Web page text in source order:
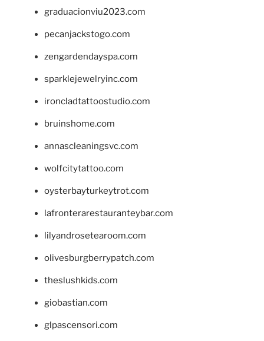
graduacionviu2023.com
pecanjackstogo.com
zengardendayspa.com
sparklejewelryinc.com
ironcladtattoostudio.com
bruinshome.com
annascleaningsvc.com
wolfcitytattoo.com
oysterbayturkeytrot.com
lafronterarestauranteybar.com
lilyandrosetearoom.com
olivesburgberrypatch.com
theslushkids.com
giobastian.com
glpascensori.com